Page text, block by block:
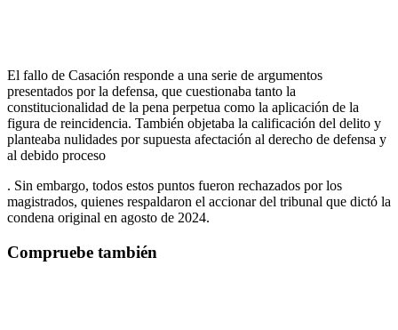
El fallo de Casación responde a una serie de argumentos
presentados por la defensa, que cuestionaba tanto la
constitucionalidad de la pena perpetua como la aplicación de la
figura de reincidencia. También objetaba la calificación del delito y
planteaba nulidades por supuesta afectación al derecho de defensa y
al debido proceso
. Sin embargo, todos estos puntos fueron rechazados por los
magistrados, quienes respaldaron el accionar del tribunal que dictó la
condena original en agosto de 2024.
Compruebe también